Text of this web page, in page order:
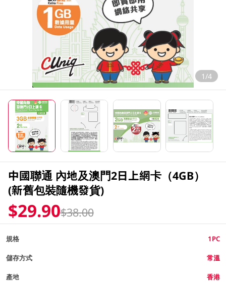
1/4
中國聯通 內地及澳門2日上網卡（4GB）
(新舊包裝隨機發貨)
$29.90$38.00
規格 1PC
儲存方式 常溫
產地 香港